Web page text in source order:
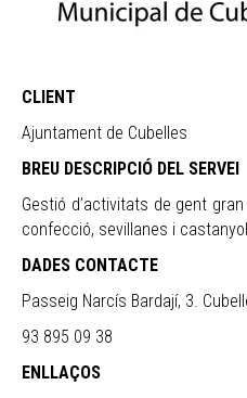
CLIENT
Ajuntament de Cubelles
BREU DESCRIPCIÓ DEL SERVEI
Gestió d’activitats de gent
confecció, sevillanes i
DADES CONTACTE
Passeig Narcís Bardají, 3.
93 895 09 38
ENLLAÇOS